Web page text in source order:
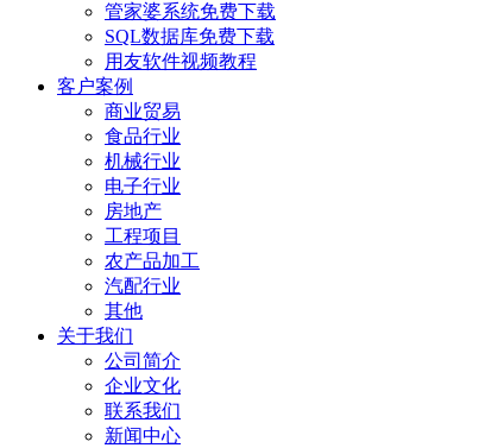
管家婆系统免费下载
SQL数据库免费下载
用友软件视频教程
客户案例
商业贸易
食品行业
机械行业
电子行业
房地产
工程项目
农产品加工
汽配行业
其他
关于我们
公司简介
企业文化
联系我们
新闻中心